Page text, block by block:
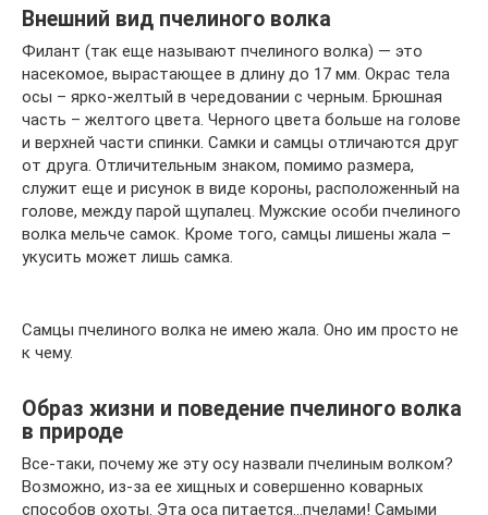
Внешний вид пчелиного волка
Филант (так еще называют пчелиного волка) — это
насекомое, вырастающее в длину до 17 мм. Окрас тела
осы – ярко-желтый в чередовании с черным. Брюшная
часть – желтого цвета. Черного цвета больше на голове
и верхней части спинки. Самки и самцы отличаются друг
от друга. Отличительным знаком, помимо размера,
служит еще и рисунок в виде короны, расположенный на
голове, между парой щупалец. Мужские особи пчелиного
волка мельче самок. Кроме того, самцы лишены жала –
укусить может лишь самка.
Самцы пчелиного волка не имею жала. Оно им просто не
к чему.
Образ жизни и поведение пчелиного волка
в природе
Все-таки, почему же эту осу назвали пчелиным волком?
Возможно, из-за ее хищных и совершенно коварных
способов охоты. Эта оса питается…пчелами! Самыми